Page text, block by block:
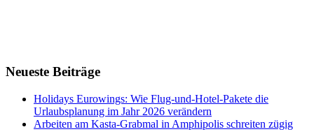
Neueste Beiträge
Holidays Eurowings: Wie Flug-und-Hotel-Pakete die
Urlaubsplanung im Jahr 2026 verändern
Arbeiten am Kasta-Grabmal in Amphipolis schreiten zügig